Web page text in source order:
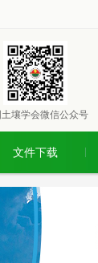
壤学会微信公众号
文件下载